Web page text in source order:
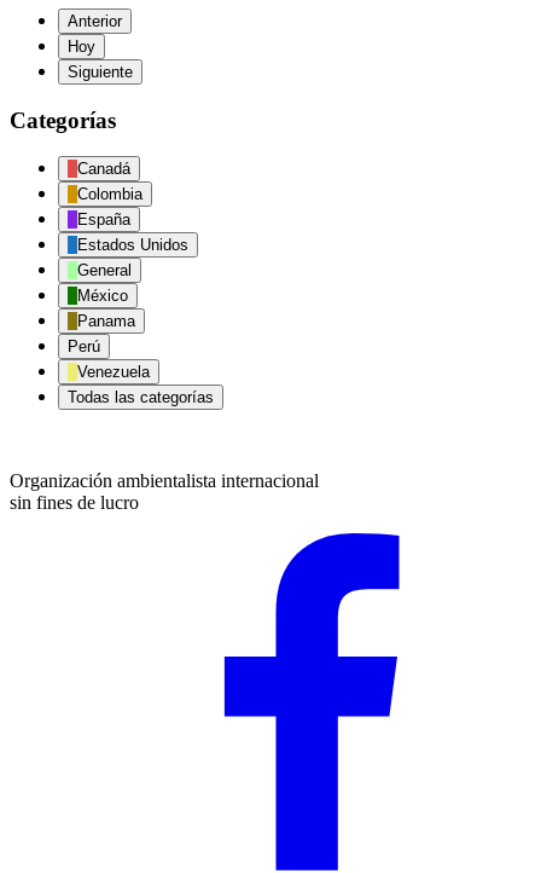
Anterior
Hoy
Siguiente
Categorías
Canadá
Colombia
España
Estados Unidos
General
México
Panama
Perú
Venezuela
Todas las categorías
Organización ambientalista internacional
sin fines de lucro